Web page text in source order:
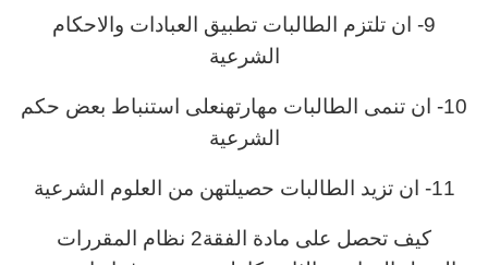
9- ان تلتزم الطالبات تطبيق العبادات والاحكام
الشرعية
10- ان تنمى الطالبات مهارتهنعلى استنباط بعض حكم
الشرعية
11- ان تزيد الطالبات حصيلتهن من العلوم الشرعية
كيف تحصل على مادة الفقة2 نظام المقررات